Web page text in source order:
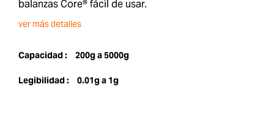
balanzas Core® fácil de usar.
ver más detalles
Capacidad : 200g a 5000g
Legibilidad : 0.01g a 1g